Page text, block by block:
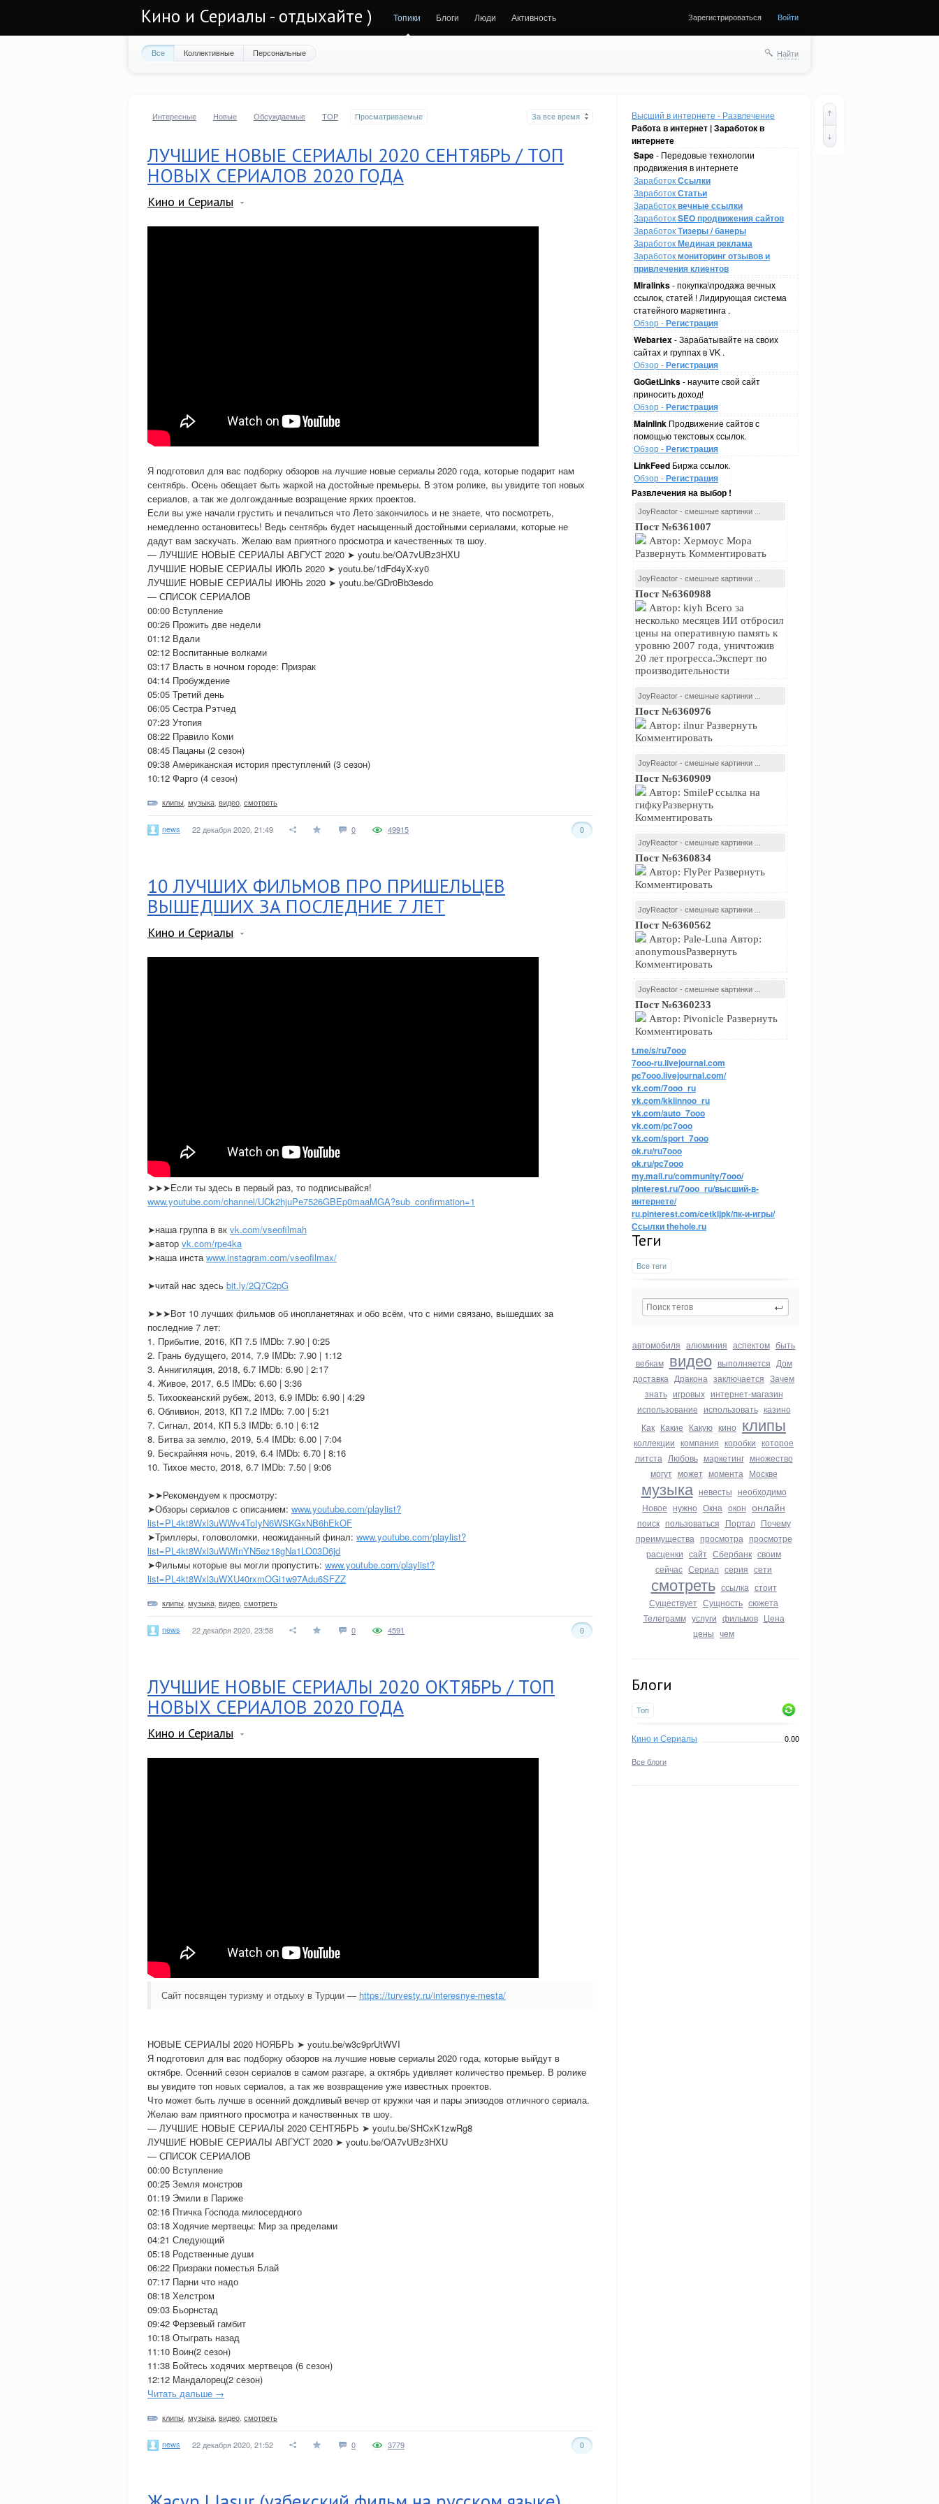
Кино и Сериалы - отдыхайте ) Топики Блоги Люди Активность Зарегистрироваться Войти
Все Коллективные Персональные Найти
Высший в интернете - Развлечение
Работа в интернет | Заработок в
интернете
Sape- Передовые технологии
продвижения в интернете
ЗаработокСсылки
ЗаработокСтатьи
Заработоквечные ссылки
ЗаработокSEO продвижения сайтов
ЗаработокТизеры / банеры
ЗаработокМединая реклама
Заработокмониторинг отзывов и
привлечения клиентов
Miralinks- покупка\продажа вечных
ссылок, статей ! Лидирующая система
статейного маркетинга .
Обзор -Регистрация
Webartex- Зарабатывайте на своих
сайтах и группах в VK .
Обзор -Регистрация
GoGetLinks- научите свой сайт
приносить доход!
Обзор -Регистрация
Mainlink Продвижение сайтов с
помощью текстовых ссылок.
Обзор -Регистрация
LinkFeed Биржа ссылок.
Обзор -Регистрация
Развлечения на выбор !
JoyReactor - смешные картинки ...
Пост №6361007
Автор: Хермоус Мора
Развернуть Комментировать
JoyReactor - смешные картинки ...
Пост №6360988
Автор: kiyh Всего за
несколько месяцев ИИ отбросил
цены на оперативную память к
уровню 2007 года, уничтожив
20 лет прогресса.Эксперт по
производительности
JoyReactor - смешные картинки ...
Пост №6360976
Автор: ilnur Развернуть
Комментировать
JoyReactor - смешные картинки ...
Пост №6360909
Автор: SmileP ссылка на
гифкуРазвернуть
Комментировать
JoyReactor - смешные картинки ...
Пост №6360834
Автор: FlyPer Развернуть
Комментировать
JoyReactor - смешные картинки ...
Пост №6360562
Автор: Pale-Luna Автор:
anonymousРазвернуть
Комментировать
JoyReactor - смешные картинки ...
Пост №6360233
Автор: Pivonicle Развернуть
Комментировать
t.me/s/ru7ooo
7ooo-ru.livejournal.com
pc7ooo.livejournal.com/
vk.com/7ooo_ru
vk.com/kkiinnoo_ru
vk.com/auto_7ooo
vk.com/pc7ooo
vk.com/sport_7ooo
ok.ru/ru7ooo
ok.ru/pc7ooo
my.mail.ru/community/7ooo/
pinterest.ru/7ooo_ru/высший-в-
интернете/
ru.pinterest.com/cetkijpk/пк-и-игры/
Ссылки thehole.ru
Теги
Все теги
автомобиля алюминия аспектом быть
вебкам видео выполняется Дом
доставка Дракона заключается Зачем
знать игровых интернет-магазин
использование использовать казино
Как Какие Какую кино клипы
коллекции компания коробки которое
литста Любовь маркетинг множество
могут может момента Москве
музыка невесты необходимо
Новое нужно Окна окон онлайн
поиск пользоваться Портал Почему
преимущества просмотра просмотре
расценки сайт Сбербанк своим
сейчас Сериал серия сети
смотреть ссылка стоит
Существует Сущность сюжета
Телеграмм услуги фильмов Цена
цены чем
Блоги
Топ
Кино и Сериалы 0.00
Все блоги
Интересные Новые Обсуждаемые TOP Просматриваемые За все время
ЛУЧШИЕ НОВЫЕ СЕРИАЛЫ 2020 СЕНТЯБРЬ / ТОП
НОВЫХ СЕРИАЛОВ 2020 ГОДА
Кино и Сериалы
Я подготовил для вас подборку обзоров на лучшие новые сериалы 2020 года, которые подарит нам
сентябрь. Осень обещает быть жаркой на достойные премьеры. В этом ролике, вы увидите топ новых
сериалов, а так же долгожданные возращение ярких проектов.
Если вы уже начали грустить и печалиться что Лето закончилось и не знаете, что посмотреть,
немедленно остановитесь! Ведь сентябрь будет насыщенный достойными сериалами, которые не
дадут вам заскучать. Желаю вам приятного просмотра и качественных тв шоу.
— ЛУЧШИЕ НОВЫЕ СЕРИАЛЫ АВГУСТ 2020 ➤ youtu.be/OA7vUBz3HXU
ЛУЧШИЕ НОВЫЕ СЕРИАЛЫ ИЮЛЬ 2020 ➤ youtu.be/1dFd4yX-xy0
ЛУЧШИЕ НОВЫЕ СЕРИАЛЫ ИЮНЬ 2020 ➤ youtu.be/GDr0Bb3esdo
— СПИСОК СЕРИАЛОВ
00:00 Вступление
00:26 Прожить две недели
01:12 Вдали
02:12 Воспитанные волками
03:17 Власть в ночном городе: Призрак
04:14 Пробуждение
05:05 Третий день
06:05 Сестра Рэтчед
07:23 Утопия
08:22 Правило Коми
08:45 Пацаны (2 сезон)
09:38 Американская история преступлений (3 сезон)
10:12 Фарго (4 сезон)
клипы музыка видео смотреть
news 22 декабря 2020, 21:49 0 0
49915
10 ЛУЧШИХ ФИЛЬМОВ ПРО ПРИШЕЛЬЦЕВ
ВЫШЕДШИХ ЗА ПОСЛЕДНИЕ 7 ЛЕТ
Кино и Сериалы
➤➤➤Если ты здесь в первый раз, то подписывайся!
www.youtube.com/channel/UCk2hjuPe7526GBEp0maaMGA?sub_confirmation=1
➤наша группа в вк vk.com/vseofilmah
➤автор vk.com/rpe4ka
➤наша инстаwww.instagram.com/vseofilmax/
➤читай нас здесь bit.ly/2Q7C2pG
➤➤➤Вот 10 лучших фильмов об инопланетянах и обо всём, что с ними связано, вышедших за
последние 7 лет:
1. Прибытие, 2016, КП 7.5 IMDb: 7.90 | 0:25
2. Грань будущего, 2014, 7.9 IMDb: 7.90 | 1:12
3. Аннигиляция, 2018, 6.7 IMDb: 6.90 | 2:17
4. Живое, 2017, 6.5 IMDb: 6.60 | 3:36
5. Тихоокеанский рубеж, 2013, 6.9 IMDb: 6.90 | 4:29
6. Обливион, 2013, КП 7.2 IMDb: 7.00 | 5:21
7. Сигнал, 2014, КП 5.3 IMDb: 6.10 | 6:12
8. Битва за землю, 2019, 5.4 IMDb: 6.00 | 7:04
9. Бескрайняя ночь, 2019, 6.4 IMDb: 6.70 | 8:16
10. Тихое место, 2018, 6.7 IMDb: 7.50 | 9:06
➤➤Рекомендуем к просмотру:
➤Обзоры сериалов с описанием: www.youtube.com/playlist?
list=PL4kt8Wxl3uWWv4ToIyN6WSKGxNB6hEkOF
➤Триллеры, головоломки, неожиданный финал: www.youtube.com/playlist?
list=PL4kt8Wxl3uWWfnYN5ez18gNa1LO03D6jd
➤Фильмы которые вы могли пропустить: www.youtube.com/playlist?
list=PL4kt8Wxl3uWXU40rxmOGi1w97Adu6SFZZ
клипы музыка видео смотреть
news 22 декабря 2020, 23:58 0 0
4591
ЛУЧШИЕ НОВЫЕ СЕРИАЛЫ 2020 ОКТЯБРЬ / ТОП
НОВЫХ СЕРИАЛОВ 2020 ГОДА
Кино и Сериалы
Сайт посвящен туризму и отдыху в Турции — https://turvesty.ru/interesnye-mesta/
НОВЫЕ СЕРИАЛЫ 2020 НОЯБРЬ ➤ youtu.be/w3c9prUtWVI
Я подготовил для вас подборку обзоров на лучшие новые сериалы 2020 года, которые выйдут в
октябре. Осенний сезон сериалов в самом разгаре, а октябрь удивляет количество премьер. В ролике
вы увидите топ новых сериалов, а так же возвращение уже известных проектов.
Что может быть лучше в осенний дождливый вечер от кружки чая и пары эпизодов отличного сериала.
Желаю вам приятного просмотра и качественных тв шоу.
— ЛУЧШИЕ НОВЫЕ СЕРИАЛЫ 2020 СЕНТЯБРЬ ➤ youtu.be/SHCxK1zwRg8
ЛУЧШИЕ НОВЫЕ СЕРИАЛЫ АВГУСТ 2020 ➤ youtu.be/OA7vUBz3HXU
— СПИСОК СЕРИАЛОВ
00:00 Вступление
00:25 Земля монстров
01:19 Эмили в Париже
02:16 Птичка Господа милосердного
03:18 Ходячие мертвецы: Мир за пределами
04:21 Следующий
05:18 Родственные души
06:22 Призраки поместья Блай
07:17 Парни что надо
08:18 Хелстром
09:03 Бьорнстад
09:42 Ферзевый гамбит
10:18 Отыграть назад
11:10 Воин(2 сезон)
11:38 Бойтесь ходячих мертвецов (6 сезон)
12:12 Мандалорец(2 сезон)
Читать дальше →
клипы музыка видео смотреть
news 22 декабря 2020, 21:52 0 0
3779